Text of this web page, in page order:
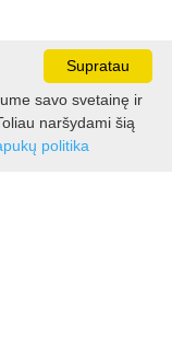
Supratau
savo svetainę ir
naršydami šią
politika